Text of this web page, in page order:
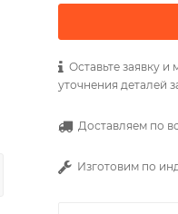
Оставьте заявку
уточнения деталей
Доставляем по
Изготовим по